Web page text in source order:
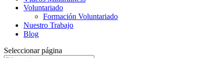
Voluntariado
Formación Voluntariado
Nuestro Trabajo
Blog
Seleccionar página